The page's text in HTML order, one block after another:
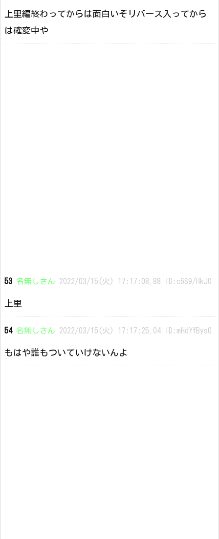
上里編終わってからは面白いぞリバース入ってから
は確変中や
53 名無しさん 2022/03/15(火) 17:17:08.88 ID:c6S9/HkJ0
上里
54 名無しさん 2022/03/15(火) 17:17:25.04 ID:mHdYfBys0
もはや誰もついていけないんよ